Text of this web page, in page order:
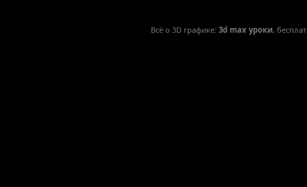
Всё о 3D графике:3d max уроки,